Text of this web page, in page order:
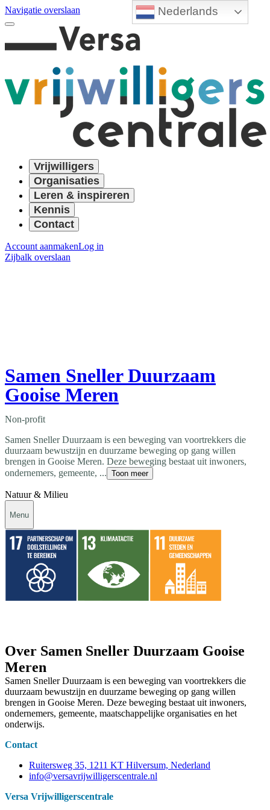
Nederlands
Navigatie overslaan
Vrijwilligers
Organisaties
Leren & inspireren
Kennis
Contact
Account aanmakenLog in
Zijbalk overslaan
Samen Sneller Duurzaam
Gooise Meren
Non-profit
Samen Sneller Duurzaam is een beweging van voortrekkers die
duurzaam bewustzijn en duurzame beweging op gang willen
brengen in Gooise Meren. Deze beweging bestaat uit inwoners,
ondernemers, gemeente, ... Toon meer
Natuur & Milieu
Menu
Over Samen Sneller Duurzaam Gooise
Meren
Samen Sneller Duurzaam is een beweging van voortrekkers die
duurzaam bewustzijn en duurzame beweging op gang willen
brengen in Gooise Meren. Deze beweging bestaat uit inwoners,
ondernemers, gemeente, maatschappelijke organisaties en het
onderwijs.
Contact
Ruitersweg 35, 1211 KT Hilversum, Nederland
info@versavrijwilligerscentrale.nl
Versa Vrijwilligerscentrale